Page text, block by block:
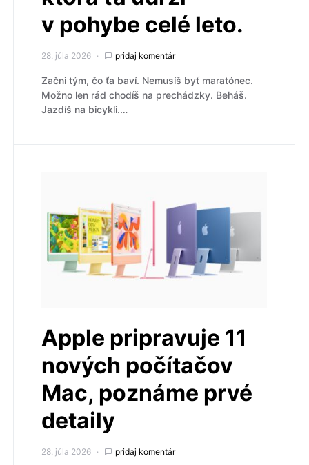
v pohybe celé leto.
28. júla 2026 pridaj komentár
Začni tým, čo ťa baví. Nemusíš byť maratónec.
Možno len rád chodíš na prechádzky. Beháš.
Jazdíš na bicykli.…
Apple pripravuje 11
nových počítačov
Mac, poznáme prvé
detaily
28. júla 2026 pridaj komentár